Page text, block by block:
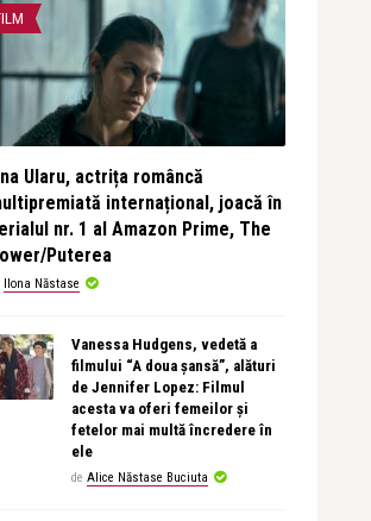
Ularu, actrița româncă
internațional, joacă în
nr. 1 al Amazon Prime, The
Puterea
Ilona Năstase
Vanessa Hudgens, vedetă a
filmului “A doua șansă”, alături
de Jennifer Lopez: Filmul
acesta va oferi femeilor și
fetelor mai multă încredere în
ele
de Alice Năstase Buciuta